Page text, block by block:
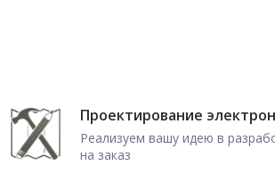
Проектирование
Реализуем вашу идею в
на заказ